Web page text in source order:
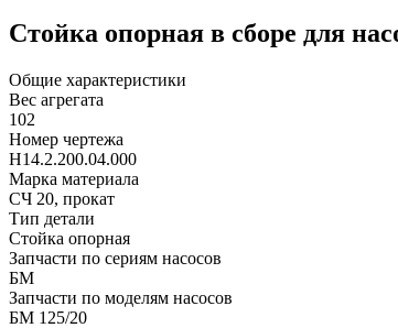
Стойка опорная в сборе для
Общие характеристики
Вес агрегата
102
Номер чертежа
Н14.2.200.04.000
Марка материала
СЧ 20, прокат
Тип детали
Стойка опорная
Запчасти по сериям насосов
БМ
Запчасти по моделям насосов
БМ 125/20